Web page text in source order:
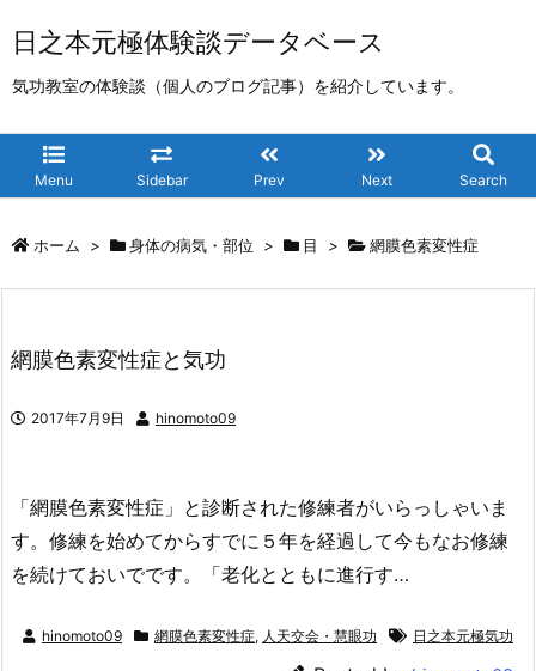
日之本元極体験談データベース
気功教室の体験談（個人のブログ記事）を紹介しています。
Menu Sidebar Prev Next Search
ホーム > 身体の病気・部位 > 目 > 網膜色素変性症
網膜色素変性症と気功
2017年7月9日 hinomoto09
「網膜色素変性症」と診断された修練者がいらっしゃいま
す。修練を始めてからすでに５年を経過して今もなお修練
を続けておいでです。「老化とともに進行す…
hinomoto09 網膜色素変性症, 人天交会・慧眼功 日之本元極気功